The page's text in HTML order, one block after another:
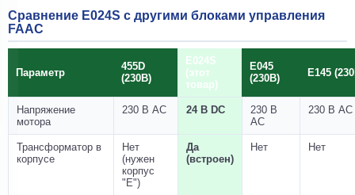
Сравнение E024S с другими блоками управления
FAAC
Параметр
455D
(230В)
E024S
(этот
товар)
E045
(230В)
E145
Напряжение
мотора
230 В AC 24 В DC
230 В
AC
230 В AC
Трансформатор в
корпусе
Нет
(нужен
корпус
"Е")
Да
(встроен)
Нет Нет